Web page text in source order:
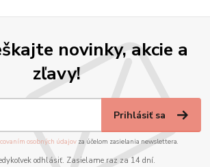
novinky, akcie a
zľavy!
Prihlásiť sa
osobných údajov za účelom zasielania newslettera.
odhlásiť. Zasielame raz za 14 dní.